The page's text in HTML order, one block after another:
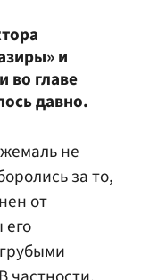
и
во главе
давно.
не
за то,
от